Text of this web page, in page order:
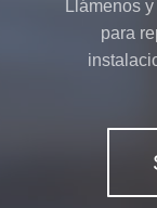
Llámenos
para